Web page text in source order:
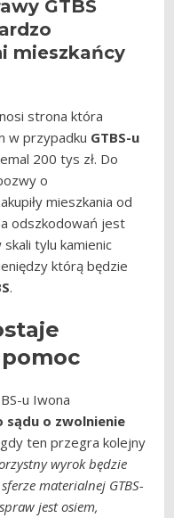
GTBS
mieszkańcy
strona która
w przypadku GTBS-u
200 tys zł. Do
o
mieszkania od
odszkodowań jest
tylu kamienic
którą będzie
.
u Iwona
sądu o zwolnienie
gdy ten przegra kolejny
wyrok będzie
materialnej GTBS-
jest osiem,